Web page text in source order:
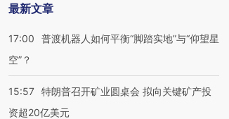
最新文章
17:00
普渡机器人如何平衡“脚踏实地”与“仰望星
空”？
15:57 特朗普召开矿业圆桌会 拟向关键矿产投
资超20亿美元